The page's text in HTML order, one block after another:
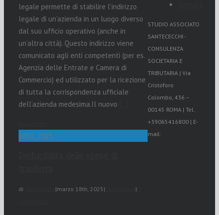
legale permette di stabilire l’indirizzo
legale di un’azienda in un luogo diverso
dal suo ufficio operativo (anche in
un’altra città). Questo indirizzo viene
comunicato agli enti competenti (per es.
Agenzia delle Entrate e Camera di
Commercio) ed utilizzato per la ricezione
di tutta la corrispondenza ufficiale
dell’azienda medesima.Il nuovo
1803, 2025
di |marzo 18th, 2025 | |
STUDIO ASSOCIATO
SANTECECCHI -
CONSULENZA
SOCIETARIA E
TRIBUTARIA | Via
Cristoforo
Colombo, 436 –
00145 ROMA | Tel.
+39065416800 | E-
mail: